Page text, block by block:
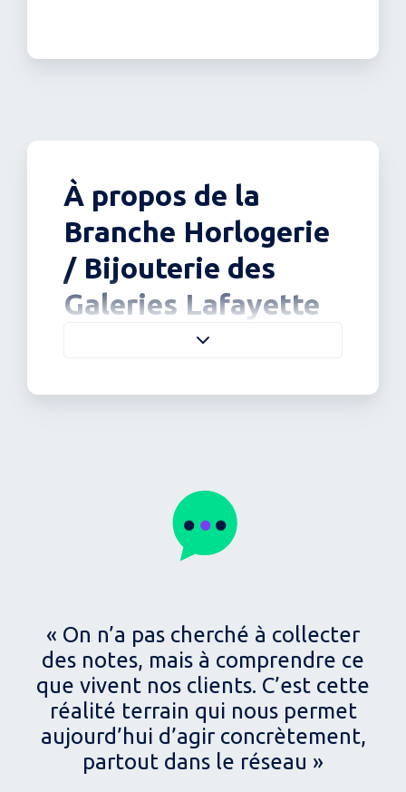
À propos de la
Branche Horlogerie
/ Bijouterie des
Galeries Lafayette
La branche Horlogerie / Bijouterie des Galeries Lafayette
« On n’a pas cherché à collecter
des notes, mais à comprendre ce
que vivent nos clients. C’est cette
réalité terrain qui nous permet
aujourd’hui d’agir concrètement,
partout dans le réseau »